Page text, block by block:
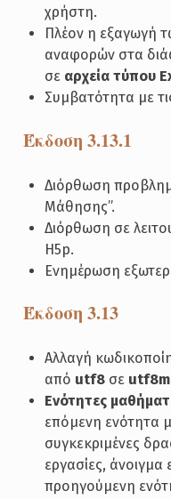
χρήστη.
Πλέον η εξαγωγή
αναφορών στα
σε αρχεία τύπου
Συμβατότητα με
Έκδοση 3.13.1
Διόρθωση
Μάθησης”.
Διόρθωση σε
H5p.
Ενημέρωση
Έκδοση 3.13
Αλλαγή
από utf8σε
Ενότητες
επόμενη ενότητα
συγκεκριμένες
εργασίες,
προηγούμενη